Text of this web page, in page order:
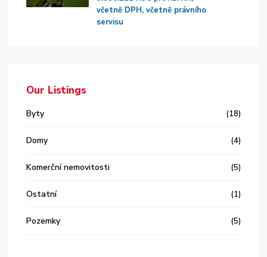
včetně DPH, včetně právního
servisu
Our Listings
Byty (18)
Domy (4)
Komerční nemovitosti (5)
Ostatní (1)
Pozemky (5)